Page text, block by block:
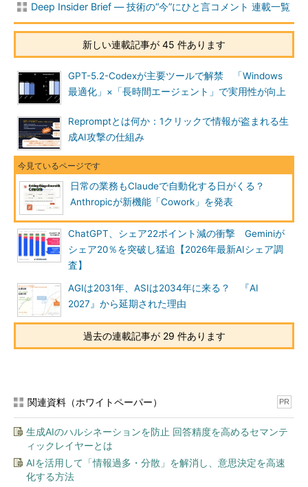
Deep Insider Brief ― 技術の“今”にひと言コメント 連載一覧
新しい連載記事が 45 件あります
GPT-5.2-Codexが主要ツールで解禁 「Windows
最適化」×「長時間エージェント」で実用性が向上
Repromptとは何か：1クリックで情報が盗まれる生
成AI攻撃の仕組み
日常の業務もClaudeで自動化する日がくる？
Anthropicが新機能「Cowork」を発表
ChatGPT、シェア22ポイント減の衝撃 Geminiが
シェア20％を突破し猛追【2026年最新AIシェア調
査】
AGIは2031年、ASIは2034年に来る？ 『AI
2027』から延期された理由
過去の連載記事が 29 件あります
関連資料（ホワイトペーパー） PR
生成AIのハルシネーションを防止 回答精度を高めるセマンテ
ィックレイヤーとは
AIを活用して「情報過多・分散」を解消し、意思決定を高速
化する方法